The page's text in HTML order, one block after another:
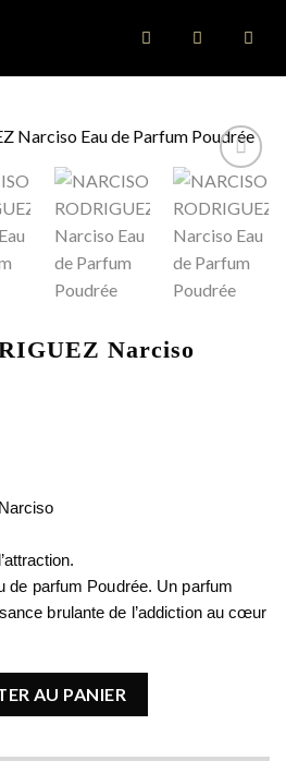
Narciso
de parfum Poudrée. Un parfum
brulante de l’addiction au cœur
AU PANIER